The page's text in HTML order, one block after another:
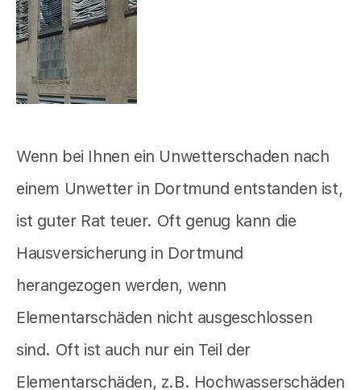
Wenn bei Ihnen ein Unwetterschaden nach
einem Unwetter in Dortmund entstanden ist,
ist guter Rat teuer. Oft genug kann die
Hausversicherung in Dortmund
herangezogen werden, wenn
Elementarschäden nicht ausgeschlossen
sind. Oft ist auch nur ein Teil der
Elementarschäden, z.B. Hochwasserschäden